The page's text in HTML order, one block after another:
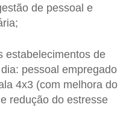
de pessoal e
estabelecimentos de
pessoal empregado
4x3 (com melhora do
redução do estresse